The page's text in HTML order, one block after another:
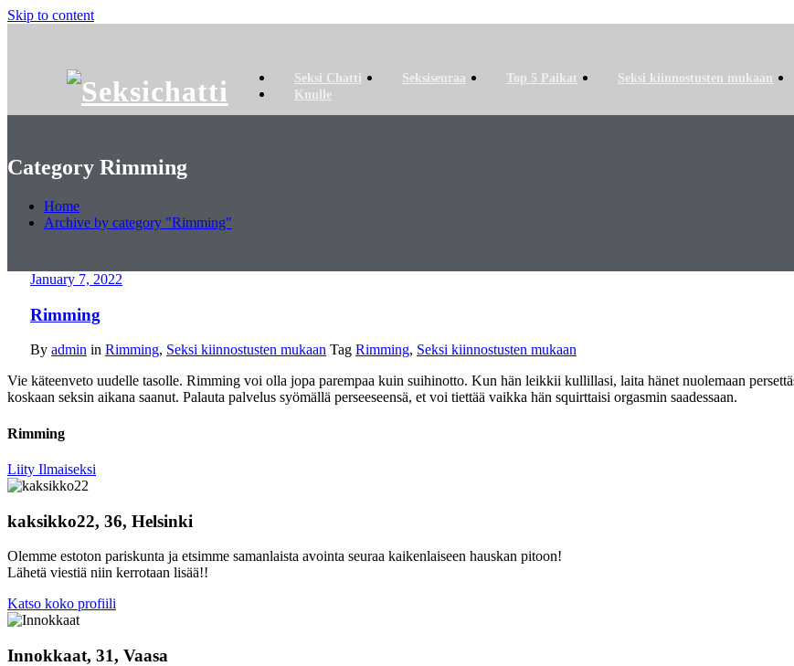
Skip to content
Seksi Chatti Seksiseuraa Top 5 Paikat Seksi kiinnostusten mukaan
Knulle
Category Rimming
Home
Archive by category "Rimming"
January 7, 2022
Rimming
By admin in Rimming, Seksi kiinnostusten mukaan Tag Rimming, Seksi kiinnostusten mukaan
Vie käteenveto uudelle tasolle. Rimming voi olla jopa parempaa kuin suihinotto. Kun hän leikkii kullillasi, laita hänet nuolemaan
koskaan seksin aikana saanut. Palauta palvelus syömällä perseeseensä, et voi tiettää vaikka hän squirttaisi orgasmin saadessaan.
Rimming
Liity Ilmaiseksi
kaksikko22, 36, Helsinki
Olemme estoton pariskunta ja etsimme samanlaista avointa seuraa kaikenlaiseen hauskan pitoon!
Lähetä viestiä niin kerrotaan lisää!!
Katso koko profiili
Innokkaat, 31, Vaasa